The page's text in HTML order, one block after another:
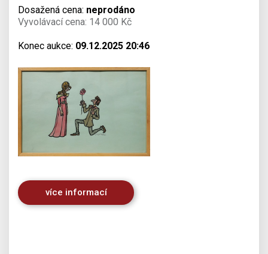
Dosažená cena: neprodáno
Vyvolávací cena: 14 000 Kč
Konec aukce: 09.12.2025 20:46
více informací